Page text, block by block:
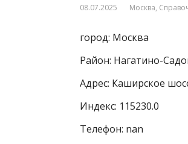
08.07.2025 Москва,
город: Москва
Район: Нагатино-
Адрес: Каширское
Индекс: 115230.0
Телефон: nan